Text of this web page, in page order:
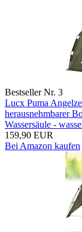
Bestseller Nr. 3
Lucx Puma
herausnehmbarer
Wassersäule -
159,90 EUR
Bei Amazon kaufen